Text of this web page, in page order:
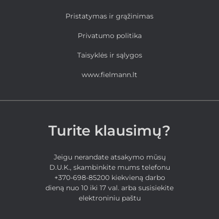
Pristatymas ir grąžinimas
Privatumo politika
Taisyklės ir sąlygos
www.fielmann.lt
Turite klausimų?
Jeigu nerandate atsakymo mūsų
D.U.K., skambinkite mums telefonu
+370-698-85200 kiekvieną darbo
dieną nuo 10 iki 17 val. arba susisiekite
elektroniniu paštu